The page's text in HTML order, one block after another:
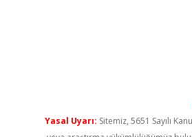
Yasal Uyarı: Sitemiz, 5651 Sayılı